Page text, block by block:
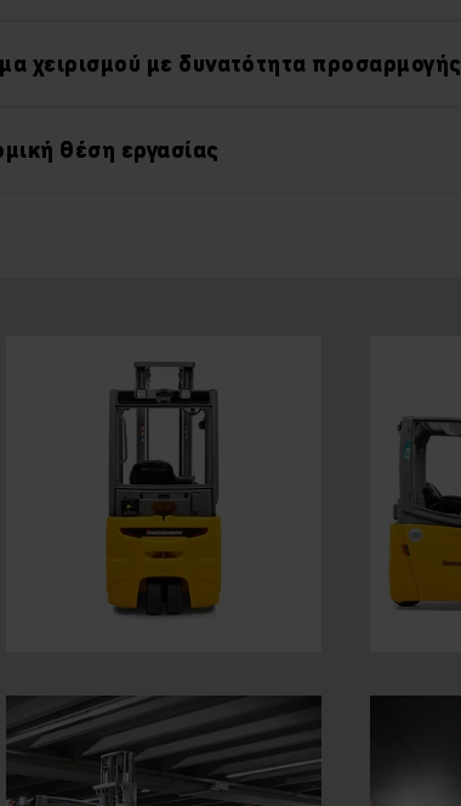
χειρισμού με δυνατότητα προσαρμογής
θέση εργασίας